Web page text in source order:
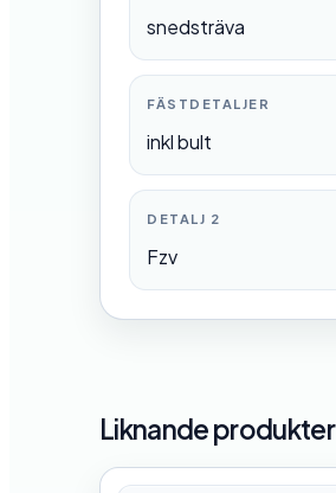
snedsträva
FÄSTDETALJER
inkl bult
DETALJ 2
Fzv
Liknande produkter